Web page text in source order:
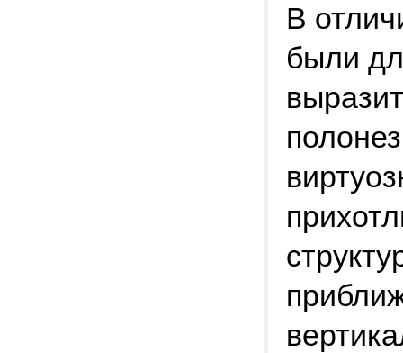
В
были